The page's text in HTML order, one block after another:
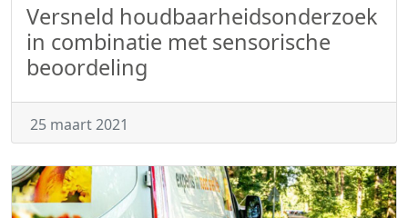
Versneld houdbaarheidsonderzoek
in combinatie met sensorische
beoordeling
25 maart 2021